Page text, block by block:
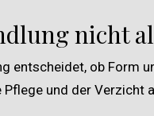
nicht
entscheidet, ob Form
Pflege und der Verzicht